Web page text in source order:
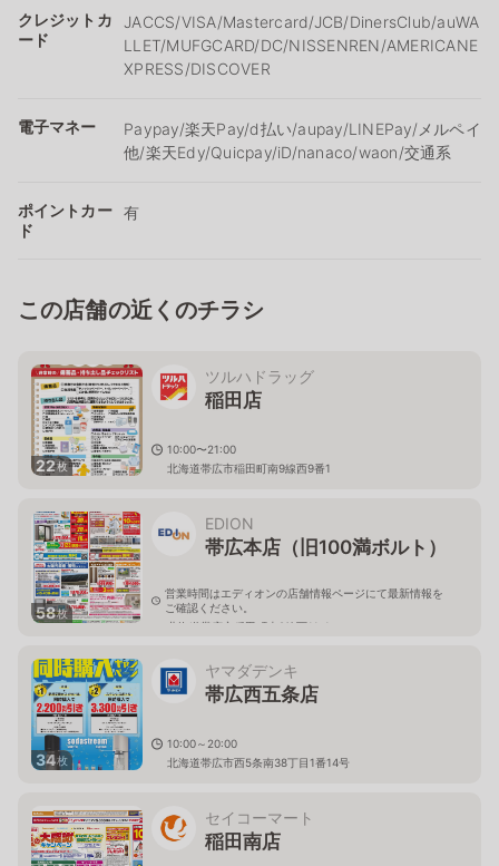
クレジットカ
ード
JACCS/VISA/Mastercard/JCB/DinersClub/auWA
LLET/MUFGCARD/DC/NISSENREN/AMERICANE
XPRESS/DISCOVER
電子マネー
Paypay/楽天Pay/ⅾ払い/aupay/LINEPay/メルペイ
他/楽天Edy/Quicpay/iD/nanaco/waon/交通系
ポイントカー
ド
有
この店舗の近くのチラシ
22枚
ツルハドラッグ
稲田店
10:00〜21:00
北海道帯広市稲田町南9線西9番1
58枚
EDION
帯広本店（旧100満ボルト）
営業時間はエディオンの店舗情報ページにて最新情報を
ご確認ください。
北海道帯広市稲田町南9線西11-1
34枚
ヤマダデンキ
帯広西五条店
10:00～20:00
北海道帯広市西5条南38丁目1番14号
セイコーマート
稲田南店